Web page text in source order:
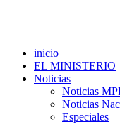
inicio
EL MINISTERIO
Noticias
Noticias
Noticias
Especiales